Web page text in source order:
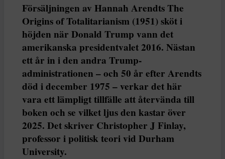
Försäljningen av Hannah Arendts The
Origins of Totalitarianism (1951) sköt i
höjden när Donald Trump vann det
amerikanska presidentvalet 2016. Nästan
ett år in i den andra Trump-
administrationen – och 50 år efter Arendts
död i december 1975 – verkar det här
vara ett lämpligt tillfälle att återvända till
boken och se vilket ljus den kastar över
2025. Det skriver Christopher J Finlay,
professor i politisk teori vid Durham
University.